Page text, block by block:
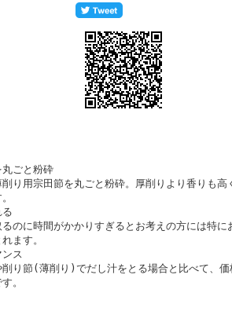
ごと粉砕
り用宗田節を丸ごと粉砕。厚削りより香りも高
のに時間がかかりすぎるとお考えの方には特に
ます。
ス
削り節(薄削り)でだし汁をとる場合と比べて、
。